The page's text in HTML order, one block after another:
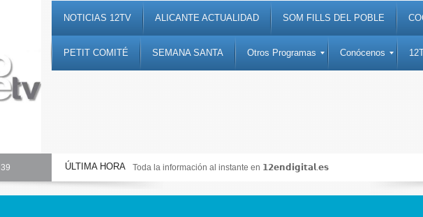
NOTICIAS 12TV ALICANTE ACTUALIDAD SOM FILLS DEL POBLE
PETIT COMITÉ SEMANA SANTA Otros Programas Conócenos
40 ÚLTIMA HORA Toda la información al instante en 𝟭𝟮𝗲𝗻𝗱𝗶𝗴𝗶𝘁𝗮𝗹.𝗲𝘀